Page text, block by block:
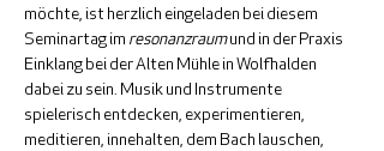
möchte, ist herzlich eingeladen bei diesem
Seminartag im resonanzraum und in der Praxis
Einklang bei der Alten Mühle in Wolfhalden
dabei zu sein. Musik und Instrumente
spielerisch entdecken, experimentieren,
meditieren, innehalten, dem Bach lauschen,